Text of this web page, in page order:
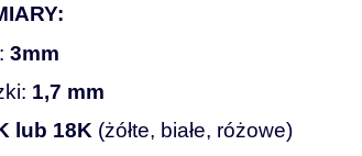
3mm
1,7 mm
lub 18K (żółte, białe, różowe)